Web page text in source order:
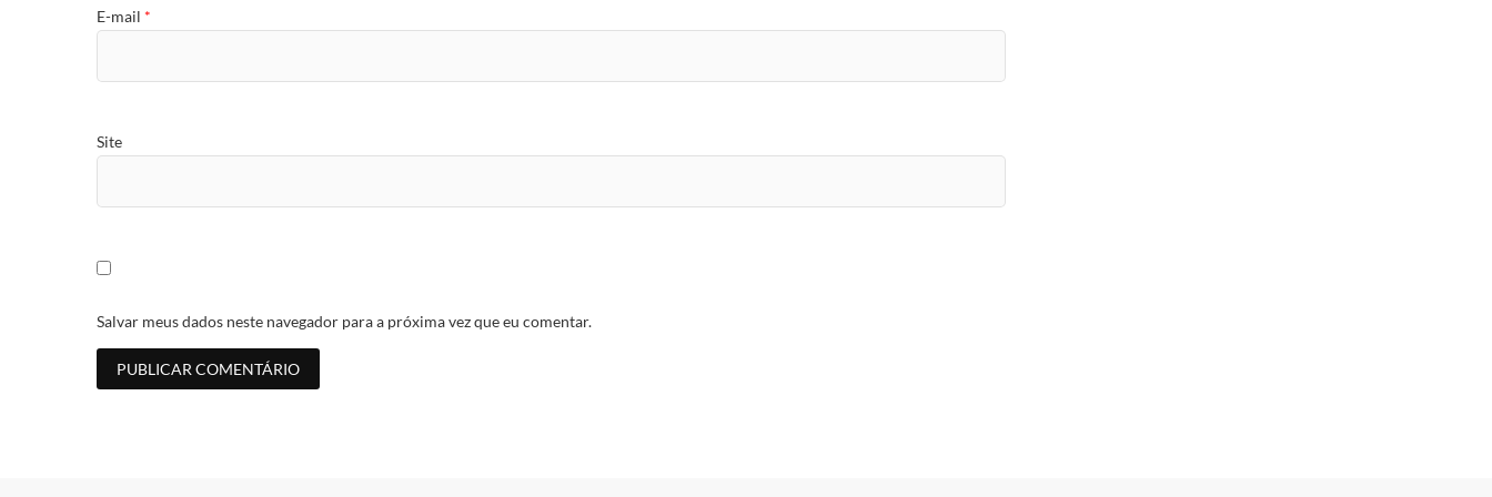
E-mail *
Site
Salvar meus dados neste navegador para a próxima vez que eu comentar.